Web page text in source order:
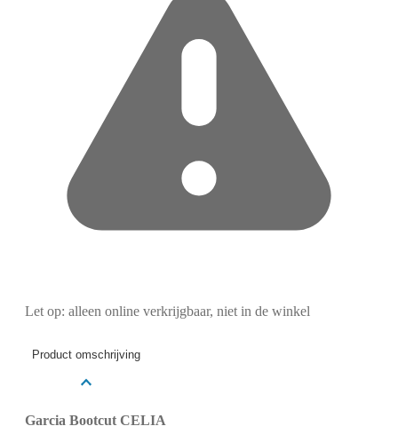
Let op: alleen online verkrijgbaar, niet in de winkel
Product omschrijving
Garcia Bootcut CELIA